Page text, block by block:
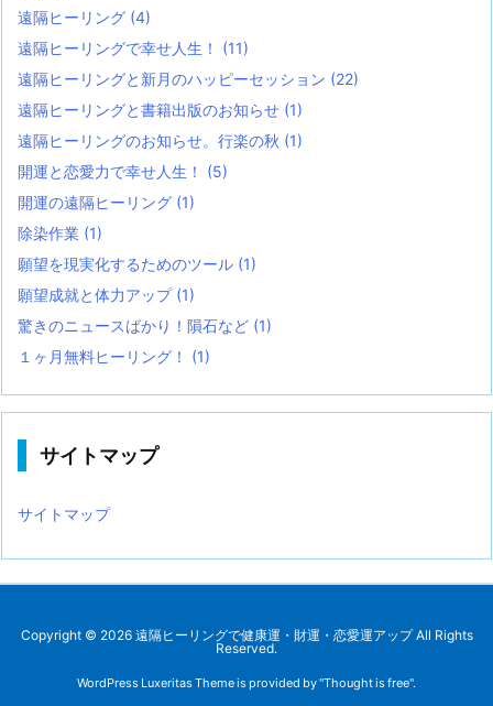
遠隔ヒーリング (4)
遠隔ヒーリングで幸せ人生！ (11)
遠隔ヒーリングと新月のハッピーセッション (22)
遠隔ヒーリングと書籍出版のお知らせ (1)
遠隔ヒーリングのお知らせ。行楽の秋 (1)
開運と恋愛力で幸せ人生！ (5)
開運の遠隔ヒーリング (1)
除染作業 (1)
願望を現実化するためのツール (1)
願望成就と体力アップ (1)
驚きのニュースばかり！隕石など (1)
１ヶ月無料ヒーリング！ (1)
サイトマップ
サイトマップ
Copyright © 2026 遠隔ヒーリングで健康運・財運・恋愛運アップAll Rights
Reserved.
WordPress Luxeritas Theme is provided by "Thought is free".